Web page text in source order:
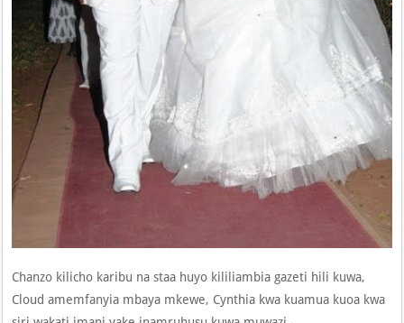
Chanzo kilicho karibu na staa huyo kililiambia gazeti hili kuwa,
Cloud amemfanyia mbaya mkewe, Cynthia kwa kuamua kuoa kwa